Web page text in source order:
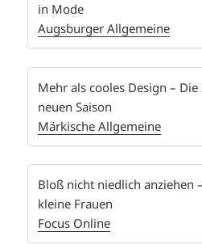
in Mode
Augsburger Allgemeine
Mehr als cooles Design –
neuen Saison
Märkische Allgemeine
Bloß nicht niedlich anziehen
kleine Frauen
Focus Online